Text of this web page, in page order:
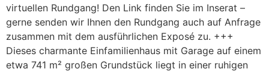
virtuellen Rundgang! Den Link finden Sie im Inserat –
gerne senden wir Ihnen den Rundgang auch auf Anfrage
zusammen mit dem ausführlichen Exposé zu. +++
Dieses charmante Einfamilienhaus mit Garage auf einem
etwa 741 m² großen Grundstück liegt in einer ruhigen